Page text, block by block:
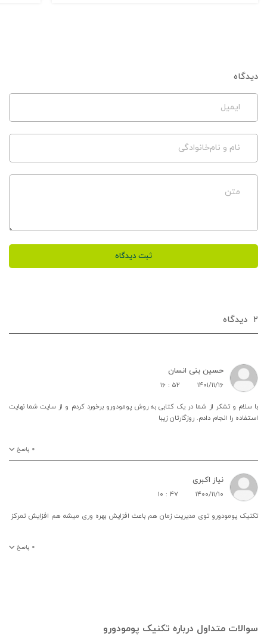
دیدگاه
ایمیل
نام و نام‌خانوادگی
متن
ثبت دیدگاه
۲ دیدگاه‌
حسین بنی انسان
۱۴۰۱/۱۱/۱۶ ۱۶ : ۵۲
با سلام و تشکر از شما در یک کتابی به روش پومودورو برخورد کردم و از سایت شما نهایت
استفاده را انجام دادم. روزگارتان زیبا
۰ پاسخ
نیاز اکبری
۱۴۰۰/۱۱/۱۰ ۱۰ : ۴۷
تکنیک پومودورو توی مدیریت زمان هم باعث افزایش بهره وری میشه هم افزایش تمرکز
۰ پاسخ
سوالات متداول درباره تکنیک پومودورو